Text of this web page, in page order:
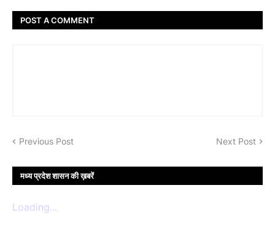
POST A COMMENT
Previous Post Next Post
मध्य प्रदेश शासन की ख़बरें
Loading...